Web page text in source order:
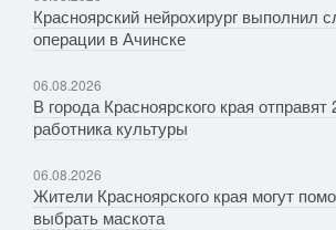
Красноярский нейрохирург выполнил
операции в Ачинске
06.08.2026
В города Красноярского края отправят
работника культуры
06.08.2026
Жители Красноярского края могут
выбрать маскота